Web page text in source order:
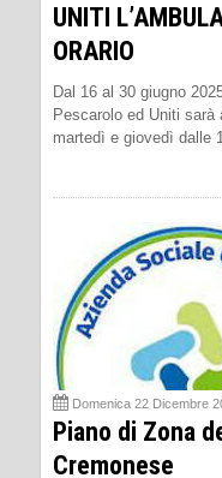
UNITI
ORARIO
Dal 16 al 30 giugno
Pescarolo ed Uniti sarà
martedì e giovedì dalle
Domenica 22 Dicembre
Piano di Zona
Cremonese